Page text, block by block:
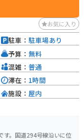
お気に入り
す。国道294号線沿いに位
駐車： 駐車場あり
予算： 無料
混雑： 普通
滞在： 1時間
施設： 屋内